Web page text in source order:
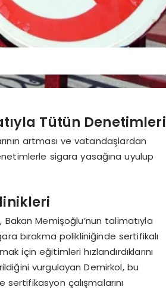
Tütün Denetimleri
artması ve vatandaşlardan
sigara yasağına uyulup
Bakan Memişoğlu’nun talimatıyla
bırakma polikliniğinde sertifikalı
için eğitimleri hızlandırdıklarını
vurgulayan Demirkol, bu
çalışmalarını